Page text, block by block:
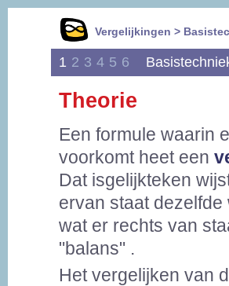
Vergelijkingen >
1 2 3 4 5 6
Theorie
Een formule waarin
voorkomt heet een
Dat isgelijkteken
ervan staat
wat er rechts van
"balans" .
Het vergelijken van